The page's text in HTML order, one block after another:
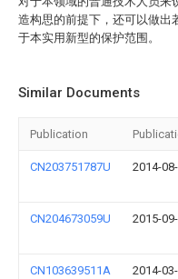
造构思的前提下，还可以做出
于本实用新型的保护范围。
Similar Documents
Publication
CN203751787U 2014-
CN204673059U 2015-
CN103639511A 2014-